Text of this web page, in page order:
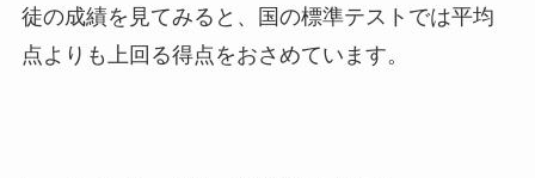
徒の成績を見てみると、国の標準テストでは平均
点よりも上回る得点をおさめています。